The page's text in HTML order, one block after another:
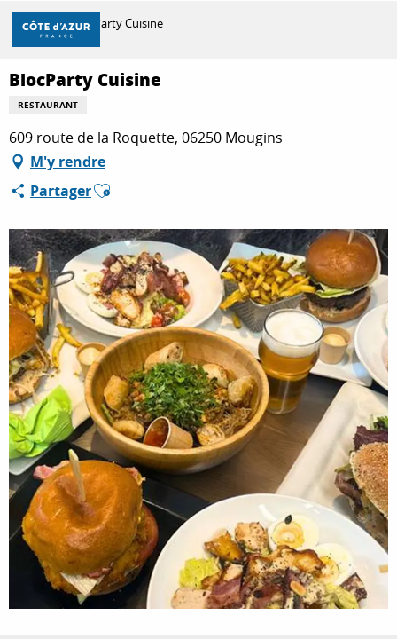
Aller
contenu
principal
DÉCOUVRIR
À FAIRE
SÉJOURNER
Accueil BlocParty Cuisine
BlocParty Cuisine
RESTAURANT
609 route de la Roquette, 06250 Mougins
M'y rendre
PartagerAjouter aux favoris